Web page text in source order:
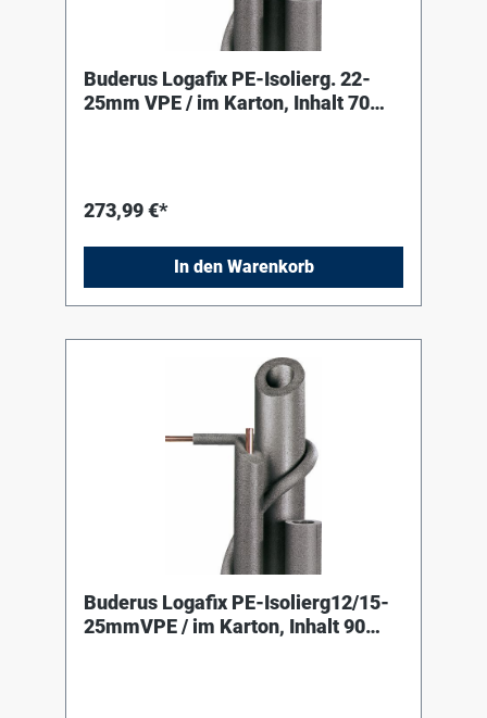
Buderus Logafix PE-Isolierg. 22-
25mm VPE / im Karton, Inhalt 70
273,99 €*
In den Warenkorb
Buderus Logafix PE-Isolierg12/15-
25mmVPE / im Karton, Inhalt 90